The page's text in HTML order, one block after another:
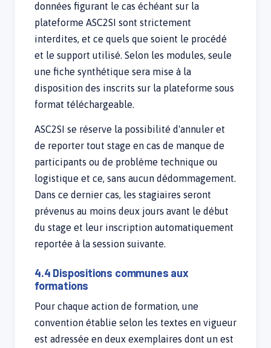
données figurant le cas échéant sur la
plateforme ASC2SI sont strictement
interdites, et ce quels que soient le procédé
et le support utilisé. Selon les modules, seule
une fiche synthétique sera mise à la
disposition des inscrits sur la plateforme sous
format téléchargeable.
ASC2SI se réserve la possibilité d'annuler et
de reporter tout stage en cas de manque de
participants ou de problème technique ou
logistique et ce, sans aucun dédommagement.
Dans ce dernier cas, les stagiaires seront
prévenus au moins deux jours avant le début
du stage et leur inscription automatiquement
reportée à la session suivante.
4.4 Dispositions communes aux
formations
Pour chaque action de formation, une
convention établie selon les textes en vigueur
est adressée en deux exemplaires dont un est